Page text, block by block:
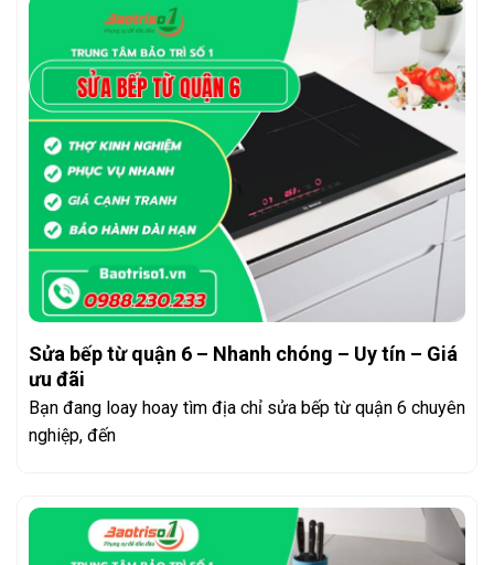
Sửa bếp từ quận 6 – Nhanh chóng – Uy tín – Giá
ưu đãi
Bạn đang loay hoay tìm địa chỉ sửa bếp từ quận 6 chuyên
nghiệp, đến